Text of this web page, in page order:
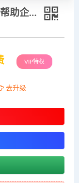
电商企业管理系统构建课：帮助企业建立高效运营系统，实现利润与规模的同步跃升
VIP特权
去升级